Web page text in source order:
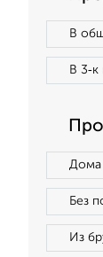
В
В 3‑к
Дома
Без
Из